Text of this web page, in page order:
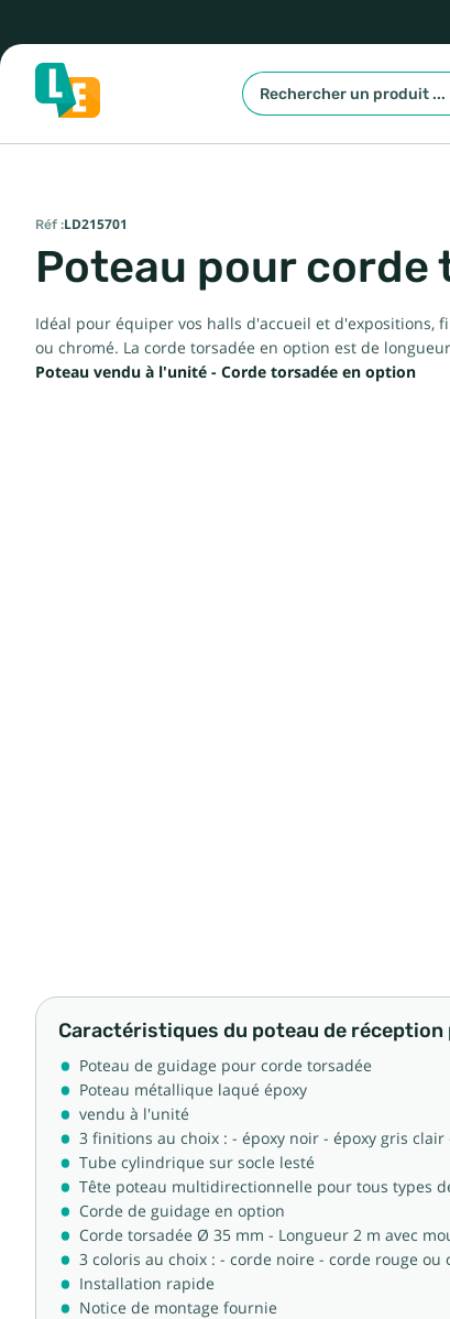
Réf :LD215701
Poteau pour corde
Idéal pour équiper vos halls d'accueil et d'expositions,
ou chromé. La corde torsadée en option est de
Poteau vendu à l'unité - Corde torsadée en option
Caractéristiques du poteau de réception
Poteau de guidage pour corde torsadée
Poteau métallique laqué époxy
vendu à l'unité
3 finitions au choix : - époxy noir - époxy gris clair
Tube cylindrique sur socle lesté
Tête poteau multidirectionnelle pour tous types
Corde de guidage en option
Corde torsadée Ø 35 mm - Longueur 2 m avec
3 coloris au choix : - corde noire - corde rouge ou
Installation rapide
Notice de montage fournie